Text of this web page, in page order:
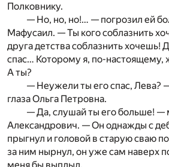
Полковнику.
— Но, но, но!… — погрозил ей
Мафусаил. — Ты кого соблазнить
друга детства соблазнить хочешь!
спас… Которому я, по-настоящему,
А ты?
— Неужели ты его спас, Лева?
глаза Ольга Петровна.
— Да, слушай ты его больше! —
Александрович. — Он однажды с
прыгнул и головой в старую сваю
за ним нырнул, он уже сам наверх